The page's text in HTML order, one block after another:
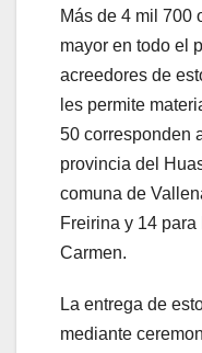
Más de 4 mil 700
mayor en todo el
acreedores de
les permite
50 corresponden
provincia del
comuna de
Freirina y 14 para
Carmen.
La entrega de
mediante